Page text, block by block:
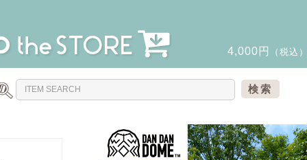
4,000円 （税込）
検索